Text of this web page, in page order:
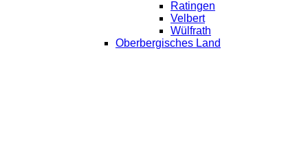
Ratingen
Velbert
Wülfrath
Oberbergisches Land